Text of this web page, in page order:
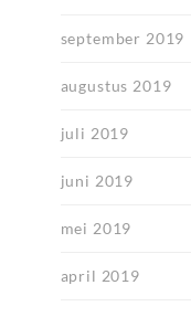
september 2019
augustus 2019
juli 2019
juni 2019
mei 2019
april 2019